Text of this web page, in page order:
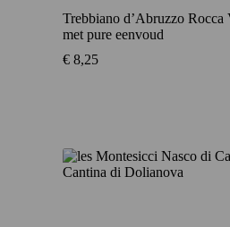
Trebbiano d’Abruzzo Rocca
met pure eenvoud
€ 8,25